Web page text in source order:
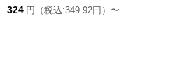
324 円（税込:349.92円）〜